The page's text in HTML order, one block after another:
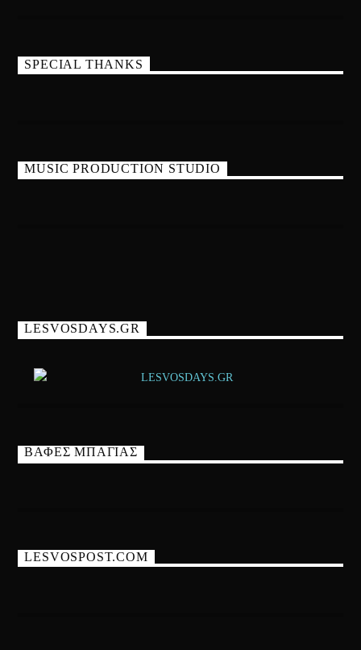
SPECIAL THANKS
MUSIC PRODUCTION STUDIO
LESVOSDAYS.GR
ΒΑΦΕΣ ΜΠΑΓΙΑΣ
LESVOSPOST.COM